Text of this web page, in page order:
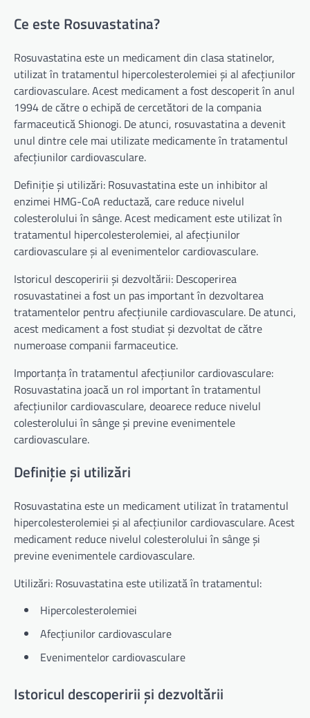
Ce este Rosuvastatina?
Rosuvastatina este un medicament din clasa statinelor,
utilizat în tratamentul hipercolesterolemiei și al afecțiunilor
cardiovasculare. Acest medicament a fost descoperit în anul
1994 de către o echipă de cercetători de la compania
farmaceutică Shionogi. De atunci, rosuvastatina a devenit
unul dintre cele mai utilizate medicamente în tratamentul
afecțiunilor cardiovasculare.
Definiție și utilizări: Rosuvastatina este un inhibitor al
enzimei HMG-CoA reductază, care reduce nivelul
colesterolului în sânge. Acest medicament este utilizat în
tratamentul hipercolesterolemiei, al afecțiunilor
cardiovasculare și al evenimentelor cardiovasculare.
Istoricul descoperirii și dezvoltării: Descoperirea
rosuvastatinei a fost un pas important în dezvoltarea
tratamentelor pentru afecțiunile cardiovasculare. De atunci,
acest medicament a fost studiat și dezvoltat de către
numeroase companii farmaceutice.
Importanța în tratamentul afecțiunilor cardiovasculare:
Rosuvastatina joacă un rol important în tratamentul
afecțiunilor cardiovasculare, deoarece reduce nivelul
colesterolului în sânge și previne evenimentele
cardiovasculare.
Definiție și utilizări
Rosuvastatina este un medicament utilizat în tratamentul
hipercolesterolemiei și al afecțiunilor cardiovasculare. Acest
medicament reduce nivelul colesterolului în sânge și
previne evenimentele cardiovasculare.
Utilizări: Rosuvastatina este utilizată în tratamentul:
Hipercolesterolemiei
Afecțiunilor cardiovasculare
Evenimentelor cardiovasculare
Istoricul descoperirii și dezvoltării